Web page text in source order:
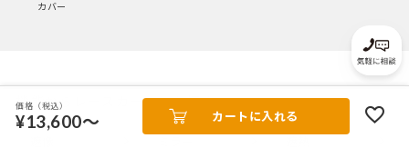
カバー
機能からレースカーテンを探す
価格（税込）
¥13,600～ カートに入れる